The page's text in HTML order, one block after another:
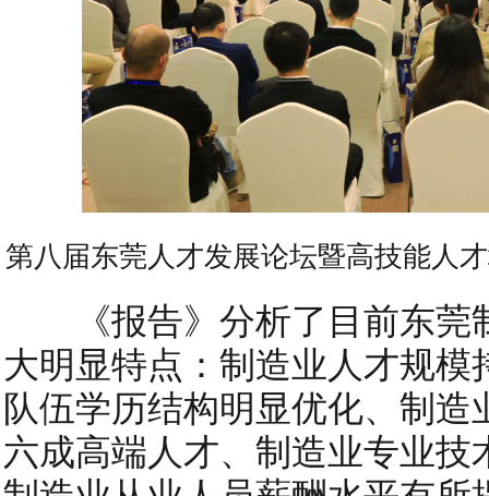
第八届东莞人才发展论坛暨高技能人
《报告》分析了目前东莞
大明显特点：制造业人才规模
队伍学历结构明显优化、制
六成高端人才、制造业专业技